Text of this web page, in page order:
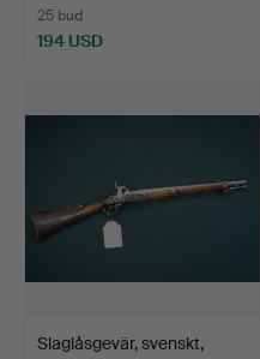
25 bud
194 USD
Slaglåsgevär, svenskt,